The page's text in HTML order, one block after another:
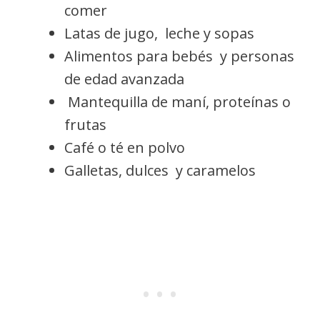
comer
Latas de jugo, leche y sopas
Alimentos para bebés y personas
de edad avanzada
Mantequilla de maní, proteínas o
frutas
Café o té en polvo
Galletas, dulces y caramelos